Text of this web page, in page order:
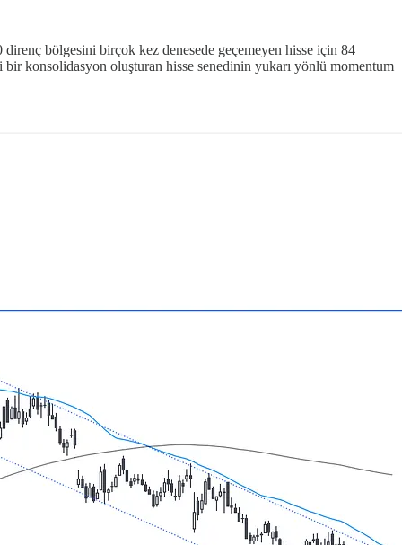
bölgesini birçok kez denesede geçemeyen hisse için 84
konsolidasyon oluşturan hisse senedinin yukarı yönlü momentum